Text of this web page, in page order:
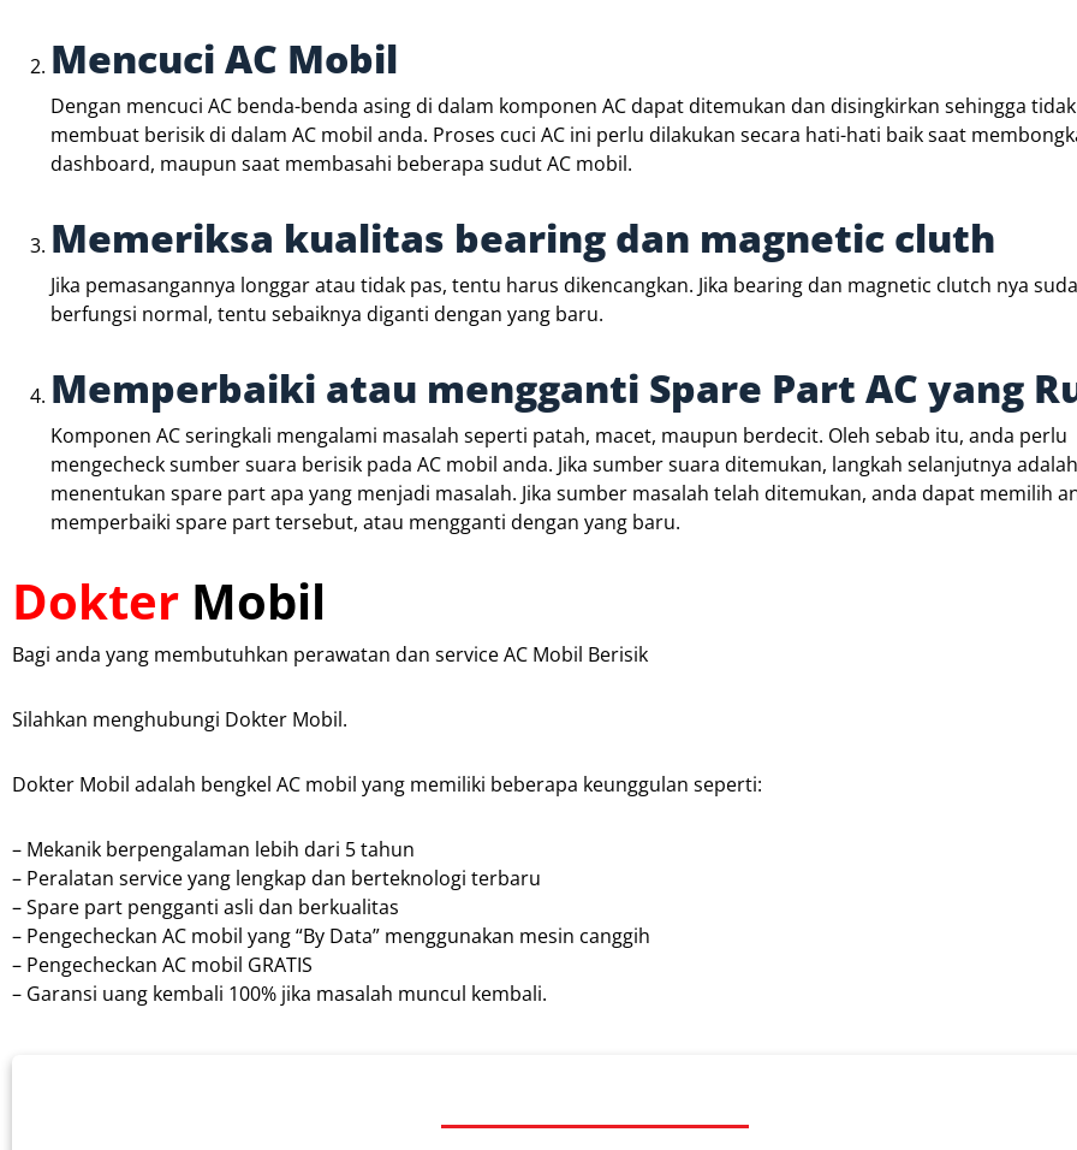
Mencuci AC Mobil
Dengan mencuci AC benda-benda asing di dalam komponen AC dapat ditemukan dan disingkirkan sehingga
membuat berisik di dalam AC mobil anda. Proses cuci AC ini perlu dilakukan secara hati-hati baik saat
dashboard, maupun saat membasahi beberapa sudut AC mobil.
Memeriksa kualitas bearing dan magnetic cluth
Jika pemasangannya longgar atau tidak pas, tentu harus dikencangkan. Jika bearing dan magnetic clutch nya
berfungsi normal, tentu sebaiknya diganti dengan yang baru.
Memperbaiki atau mengganti Spare Part AC yang
Komponen AC seringkali mengalami masalah seperti patah, macet, maupun berdecit. Oleh sebab itu, anda perlu
mengecheck sumber suara berisik pada AC mobil anda. Jika sumber suara ditemukan, langkah selanjutnya adalah
menentukan spare part apa yang menjadi masalah. Jika sumber masalah telah ditemukan, anda dapat memilih
memperbaiki spare part tersebut, atau mengganti dengan yang baru.
Dokter Mobil
Bagi anda yang membutuhkan perawatan dan service AC Mobil Berisik
Silahkan menghubungi Dokter Mobil.
Dokter Mobil adalah bengkel AC mobil yang memiliki beberapa keunggulan seperti:
– Mekanik berpengalaman lebih dari 5 tahun
– Peralatan service yang lengkap dan berteknologi terbaru
– Spare part pengganti asli dan berkualitas
– Pengecheckan AC mobil yang “By Data” menggunakan mesin canggih
– Pengecheckan AC mobil GRATIS
– Garansi uang kembali 100% jika masalah muncul kembali.